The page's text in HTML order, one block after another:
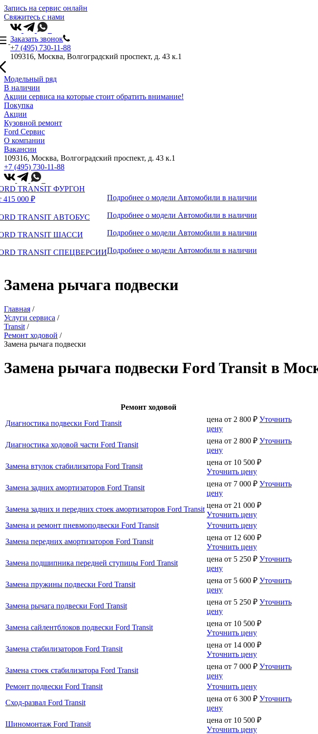
Запись на сервис онлайн
Свяжитесь с нами
Заказать звонок
+7 (495) 730-11-88
109316, Москва, Волгоградский проспект, д. 43 к.1
Модельный ряд
В наличии
Акции сервиса на которые стоит обратить внимание!
Покупка
Акции
Кузовной ремонт
Ford Сервис
О компании
Вакансии
109316, Москва, Волгоградский проспект, д. 43 к.1
+7 (495) 730-11-88
TRANSIT ФУРГОН
415 000 ₽
TRANSIT АВТОБУС
TRANSIT ШАССИ
TRANSIT СПЕЦВЕРСИИ
Подробнее о модели Автомобили в наличии
Подробнее о модели Автомобили в наличии
Подробнее о модели Автомобили в наличии
Подробнее о модели Автомобили в наличии
Замена рычага подвески
Главная /
Услуги сервиса /
Transit /
Ремонт ходовой /
Замена рычага подвески
Замена рычага подвески Ford Transit в
Ремонт ходовой
Диагностика подвески Ford Transit
цена от 2 800 ₽ Уточнить
цену
Диагностика ходовой части Ford Transit
цена от 2 800 ₽ Уточнить
цену
Замена втулок стабилизатора Ford Transit
цена от 10 500 ₽
Уточнить цену
Замена задних амортизаторов Ford Transit
цена от 7 000 ₽ Уточнить
цену
Замена задних и передних стоек амортизаторов Ford Transit цена от 21 000 ₽
Уточнить цену
Замена и ремонт пневмоподвески Ford Transit
Уточнить цену
Замена передних амортизаторов Ford Transit
цена от 12 600 ₽
Уточнить цену
Замена подшипника передней ступицы Ford Transit
цена от 5 250 ₽ Уточнить
цену
Замена пружины подвески Ford Transit
цена от 5 600 ₽ Уточнить
цену
Замена рычага подвески Ford Transit
цена от 5 250 ₽ Уточнить
цену
Замена сайлентблоков подвески Ford Transit
цена от 10 500 ₽
Уточнить цену
Замена стабилизаторов Ford Transit
цена от 14 000 ₽
Уточнить цену
Замена стоек стабилизатора Ford Transit
цена от 7 000 ₽ Уточнить
цену
Ремонт подвески Ford Transit
Уточнить цену
Сход-развал Ford Transit
цена от 6 300 ₽ Уточнить
цену
Шиномонтаж Ford Transit
цена от 10 500 ₽
Уточнить цену